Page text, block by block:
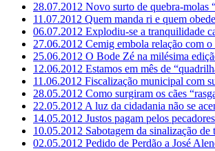
28.07.2012 Novo surto de quebra-molas
11.07.2012 Quem manda ri e quem
06.07.2012 Explodiu-se a tranquilidade
27.06.2012 Cemig embola relação com
25.06.2012 O Bode Zé na milésima
12.06.2012 Estamos em mês de
11.06.2012 Fiscalização municipal com
28.05.2012 Como surgiram os cães
22.05.2012 A luz da cidadania não se
14.05.2012 Justos pagam pelos pecadores
10.05.2012 Sabotagem da sinalização
02.05.2012 Pedido de Perdão a José